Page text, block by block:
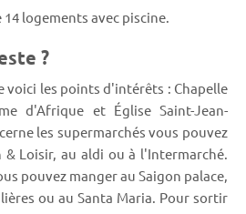
logements avec piscine.
?
voici les points d'intérêts : Chapelle
d'Afrique et Église Saint-Jean-
les supermarchés vous pouvez
Loisir, au aldi ou à l'Intermarché.
pouvez manger au Saigon palace,
ou au Santa Maria. Pour sortir